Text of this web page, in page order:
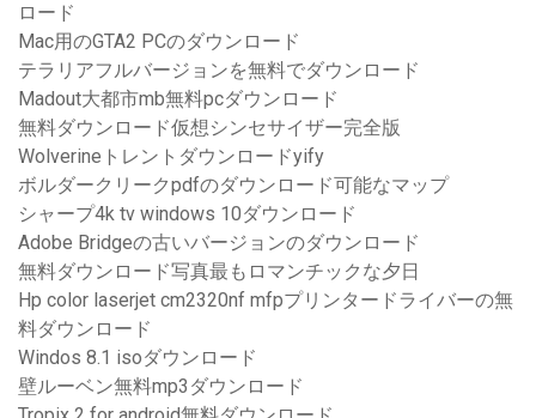
ロード
Mac用のGTA2 PCのダウンロード
テラリアフルバージョンを無料でダウンロード
Madout大都市mb無料pcダウンロード
無料ダウンロード仮想シンセサイザー完全版
Wolverineトレントダウンロードyify
ボルダークリークpdfのダウンロード可能なマップ
シャープ4k tv windows 10ダウンロード
Adobe Bridgeの古いバージョンのダウンロード
無料ダウンロード写真最もロマンチックな夕日
Hp color laserjet cm2320nf mfpプリンタードライバーの無
料ダウンロード
Windos 8.1 isoダウンロード
壁ルーベン無料mp3ダウンロード